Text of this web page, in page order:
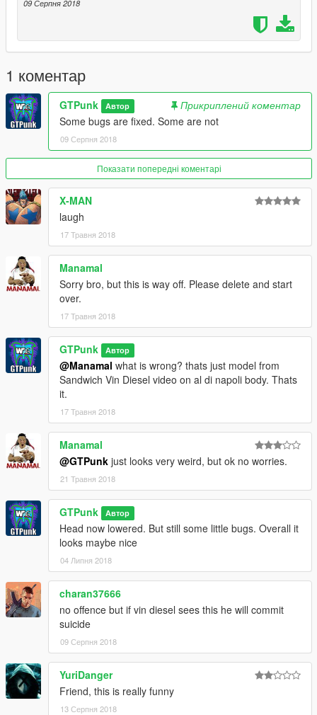
09 Серпня 2018
1 коментар
GTPunk Автор
Прикриплений коментар
Some bugs are fixed. Some are not
09 Серпня 2018
Показати попередні коментарі
X-MAN
laugh
17 Травня 2018
Manamal
Sorry bro, but this is way off. Please delete and start
over.
17 Травня 2018
GTPunk Автор
@Manamal what is wrong? thats just model from
Sandwich Vin Diesel video on al di napoli body. Thats
it.
17 Травня 2018
Manamal
@GTPunk just looks very weird, but ok no worries.
21 Травня 2018
GTPunk Автор
Head now lowered. But still some little bugs. Overall it
looks maybe nice
04 Липня 2018
charan37666
no offence but if vin diesel sees this he will commit
suicide
09 Серпня 2018
YuriDanger
Friend, this is really funny
13 Серпня 2018